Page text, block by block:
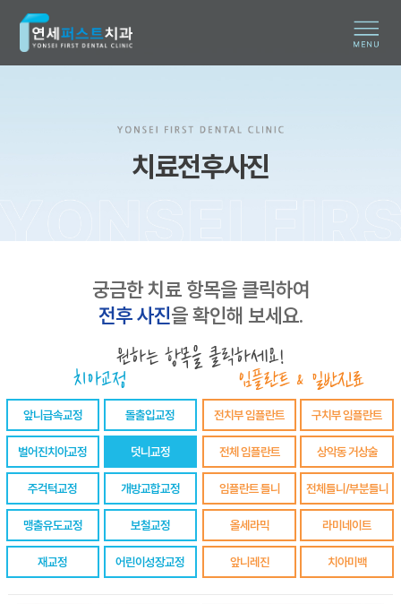
치료전후사진
궁금한 치료 항목을 클릭하여
전후 사진을 확인해 보세요.
원하는 항목을 클릭하세요!
치아교정 임플란트 & 일반진료
앞니급속교정 돌출입교정
벌어진치아교정 덧니교정
주걱턱교정 개방교합교정
맹출유도교정 보철교정
재교정 어린이성장교정
전치부 임플란트 구치부 임플란트
전체 임플란트 상악동 거상술
임플란트 틀니 전체틀니/부분틀니
올세라믹 라미네이트
앞니레진 치아미백